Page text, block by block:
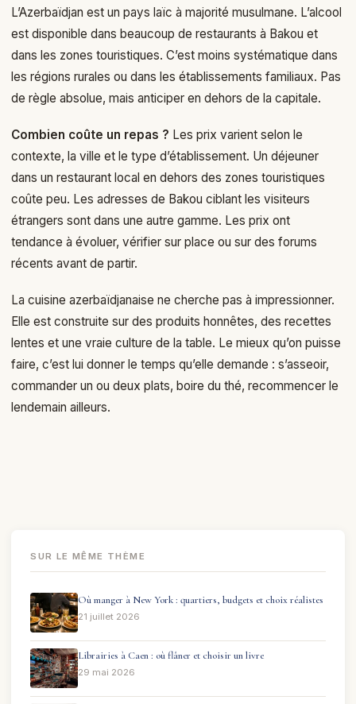
L’Azerbaïdjan est un pays laïc à majorité musulmane. L’alcool
est disponible dans beaucoup de restaurants à Bakou et
dans les zones touristiques. C’est moins systématique dans
les régions rurales ou dans les établissements familiaux. Pas
de règle absolue, mais anticiper en dehors de la capitale.
Combien coûte un repas ? Les prix varient selon le
contexte, la ville et le type d’établissement. Un déjeuner
dans un restaurant local en dehors des zones touristiques
coûte peu. Les adresses de Bakou ciblant les visiteurs
étrangers sont dans une autre gamme. Les prix ont
tendance à évoluer, vérifier sur place ou sur des forums
récents avant de partir.
La cuisine azerbaïdjanaise ne cherche pas à impressionner.
Elle est construite sur des produits honnêtes, des recettes
lentes et une vraie culture de la table. Le mieux qu’on puisse
faire, c’est lui donner le temps qu’elle demande : s’asseoir,
commander un ou deux plats, boire du thé, recommencer le
lendemain ailleurs.
SUR LE MÊME THÈME
Où manger à New York : quartiers, budgets et choix réalistes
21 juillet 2026
Librairies à Caen : où flâner et choisir un livre
29 mai 2026